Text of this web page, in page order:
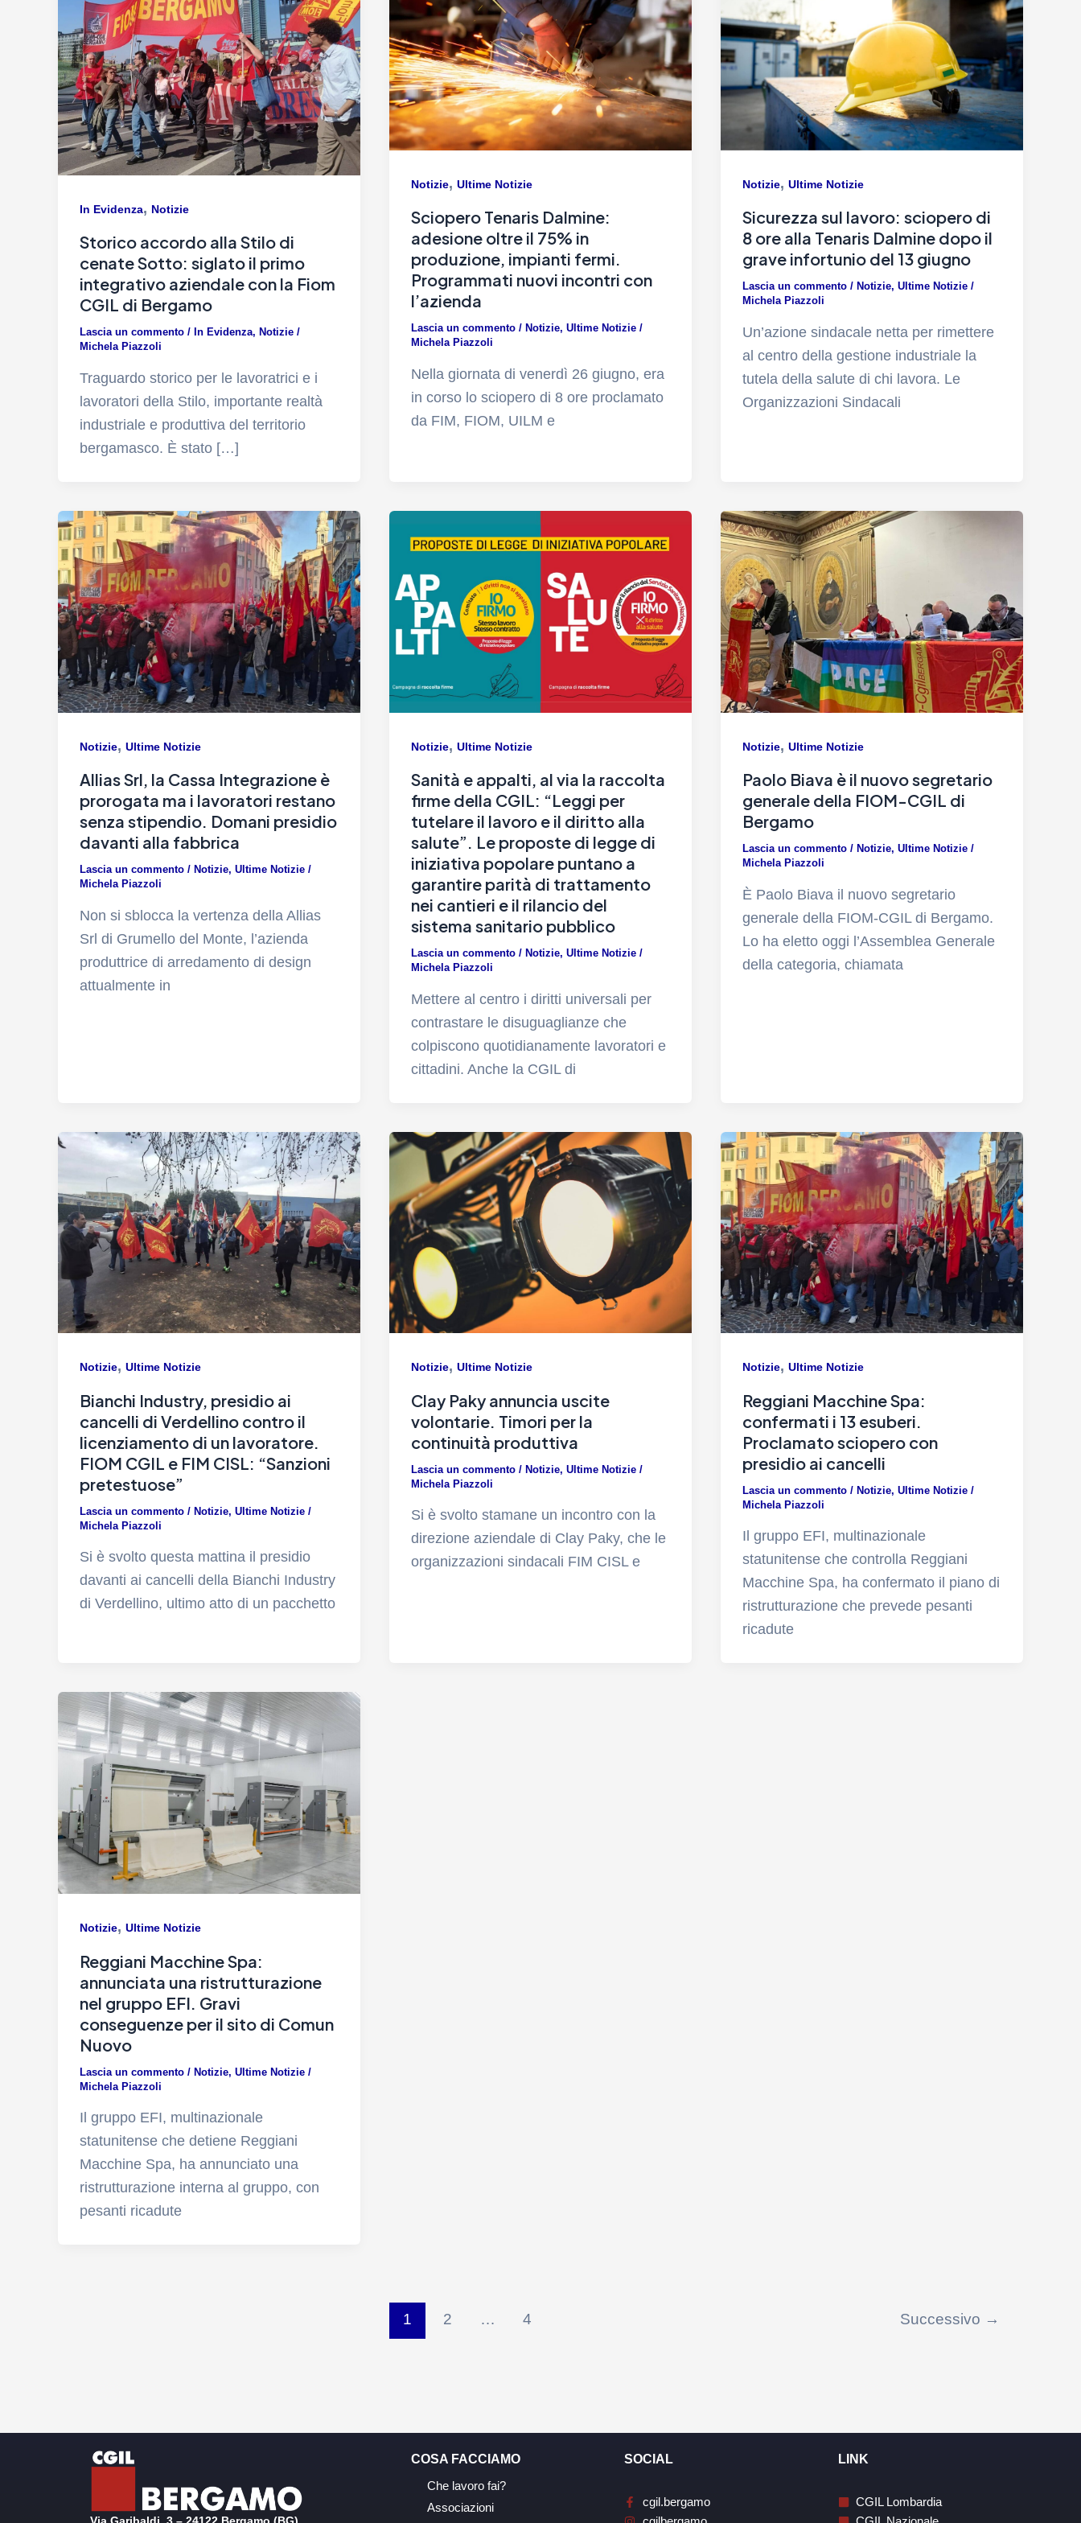
In Evidenza, Notizie
Storico accordo alla Stilo di
cenate Sotto: siglato il primo
integrativo aziendale con la Fiom
CGIL di Bergamo
Lascia un commento / In Evidenza, Notizie /
Michela Piazzoli
Traguardo storico per le lavoratrici e i
lavoratori della Stilo, importante realtà
industriale e produttiva del territorio
bergamasco. È stato […]
Notizie, Ultime Notizie
Sciopero Tenaris Dalmine:
adesione oltre il 75% in
produzione, impianti fermi.
Programmati nuovi incontri con
l’azienda
Lascia un commento / Notizie, Ultime Notizie/
Michela Piazzoli
Nella giornata di venerdì 26 giugno, era
in corso lo sciopero di 8 ore proclamato
da FIM, FIOM, UILM e
Notizie, Ultime Notizie
Sicurezza sul lavoro: sciopero di
8 ore alla Tenaris Dalmine dopo il
grave infortunio del 13 giugno
Lascia un commento / Notizie, Ultime Notizie/
Michela Piazzoli
Un’azione sindacale netta per rimettere
al centro della gestione industriale la
tutela della salute di chi lavora. Le
Organizzazioni Sindacali
Notizie, Ultime Notizie
Allias Srl, la Cassa Integrazione è
prorogata ma i lavoratori restano
senza stipendio. Domani presidio
davanti alla fabbrica
Lascia un commento / Notizie, Ultime Notizie /
Michela Piazzoli
Non si sblocca la vertenza della Allias
Srl di Grumello del Monte, l’azienda
produttrice di arredamento di design
attualmente in
Notizie, Ultime Notizie
Sanità e appalti, al via la raccolta
firme della CGIL: “Leggi per
tutelare il lavoro e il diritto alla
salute”. Le proposte di legge di
iniziativa popolare puntano a
garantire parità di trattamento
nei cantieri e il rilancio del
sistema sanitario pubblico
Lascia un commento / Notizie, Ultime Notizie/
Michela Piazzoli
Mettere al centro i diritti universali per
contrastare le disuguaglianze che
colpiscono quotidianamente lavoratori e
cittadini. Anche la CGIL di
Notizie, Ultime Notizie
Paolo Biava è il nuovo segretario
generale della FIOM-CGIL di
Bergamo
Lascia un commento / Notizie, Ultime Notizie/
Michela Piazzoli
È Paolo Biava il nuovo segretario
generale della FIOM-CGIL di Bergamo.
Lo ha eletto oggi l’Assemblea Generale
della categoria, chiamata
Notizie, Ultime Notizie
Bianchi Industry, presidio ai
cancelli di Verdellino contro il
licenziamento di un lavoratore.
FIOM CGIL e FIM CISL: “Sanzioni
pretestuose”
Lascia un commento / Notizie, Ultime Notizie /
Michela Piazzoli
Si è svolto questa mattina il presidio
davanti ai cancelli della Bianchi Industry
di Verdellino, ultimo atto di un pacchetto
Notizie, Ultime Notizie
Clay Paky annuncia uscite
volontarie. Timori per la
continuità produttiva
Lascia un commento / Notizie, Ultime Notizie/
Michela Piazzoli
Si è svolto stamane un incontro con la
direzione aziendale di Clay Paky, che le
organizzazioni sindacali FIM CISL e
Notizie, Ultime Notizie
Reggiani Macchine Spa:
confermati i 13 esuberi.
Proclamato sciopero con
presidio ai cancelli
Lascia un commento / Notizie, Ultime Notizie/
Michela Piazzoli
Il gruppo EFI, multinazionale
statunitense che controlla Reggiani
Macchine Spa, ha confermato il piano di
ristrutturazione che prevede pesanti
ricadute
Notizie, Ultime Notizie
Reggiani Macchine Spa:
annunciata una ristrutturazione
nel gruppo EFI. Gravi
conseguenze per il sito di Comun
Nuovo
Lascia un commento / Notizie, Ultime Notizie /
Michela Piazzoli
Il gruppo EFI, multinazionale
statunitense che detiene Reggiani
Macchine Spa, ha annunciato una
ristrutturazione interna al gruppo, con
pesanti ricadute
1 2 … 4 Successivo →
Via Garibaldi, 3 – 24122 Bergamo (BG)
COSA FACCIAMO
Che lavoro fai?
Associazioni
SOCIAL
cgil.bergamo
LINK
CGIL Lombardia